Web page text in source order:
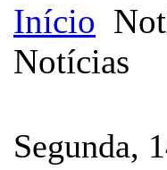
Início
Notícias
Segunda,